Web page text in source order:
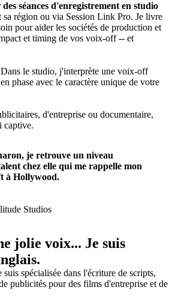
séances d'enregistrement en studio
sa région ou via Session Link Pro. Je livre
pour aider les sociétés de production et
et timing de vos voix-off -- et
Dans le studio, j'interprète une voix-off
phase avec le caractère unique de votre
d'entreprise ou documentaire,
captive.
je retrouve un niveau
chez elle qui me rappelle mon
à Hollywood.
Studios
jolie voix... Je suis
spécialisée dans l'écriture de scripts,
publicités pour des films d'entreprise et de